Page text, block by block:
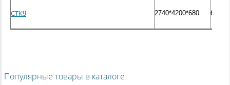
СТК9 2740*4200*680 6800
Популярные товары в каталоге